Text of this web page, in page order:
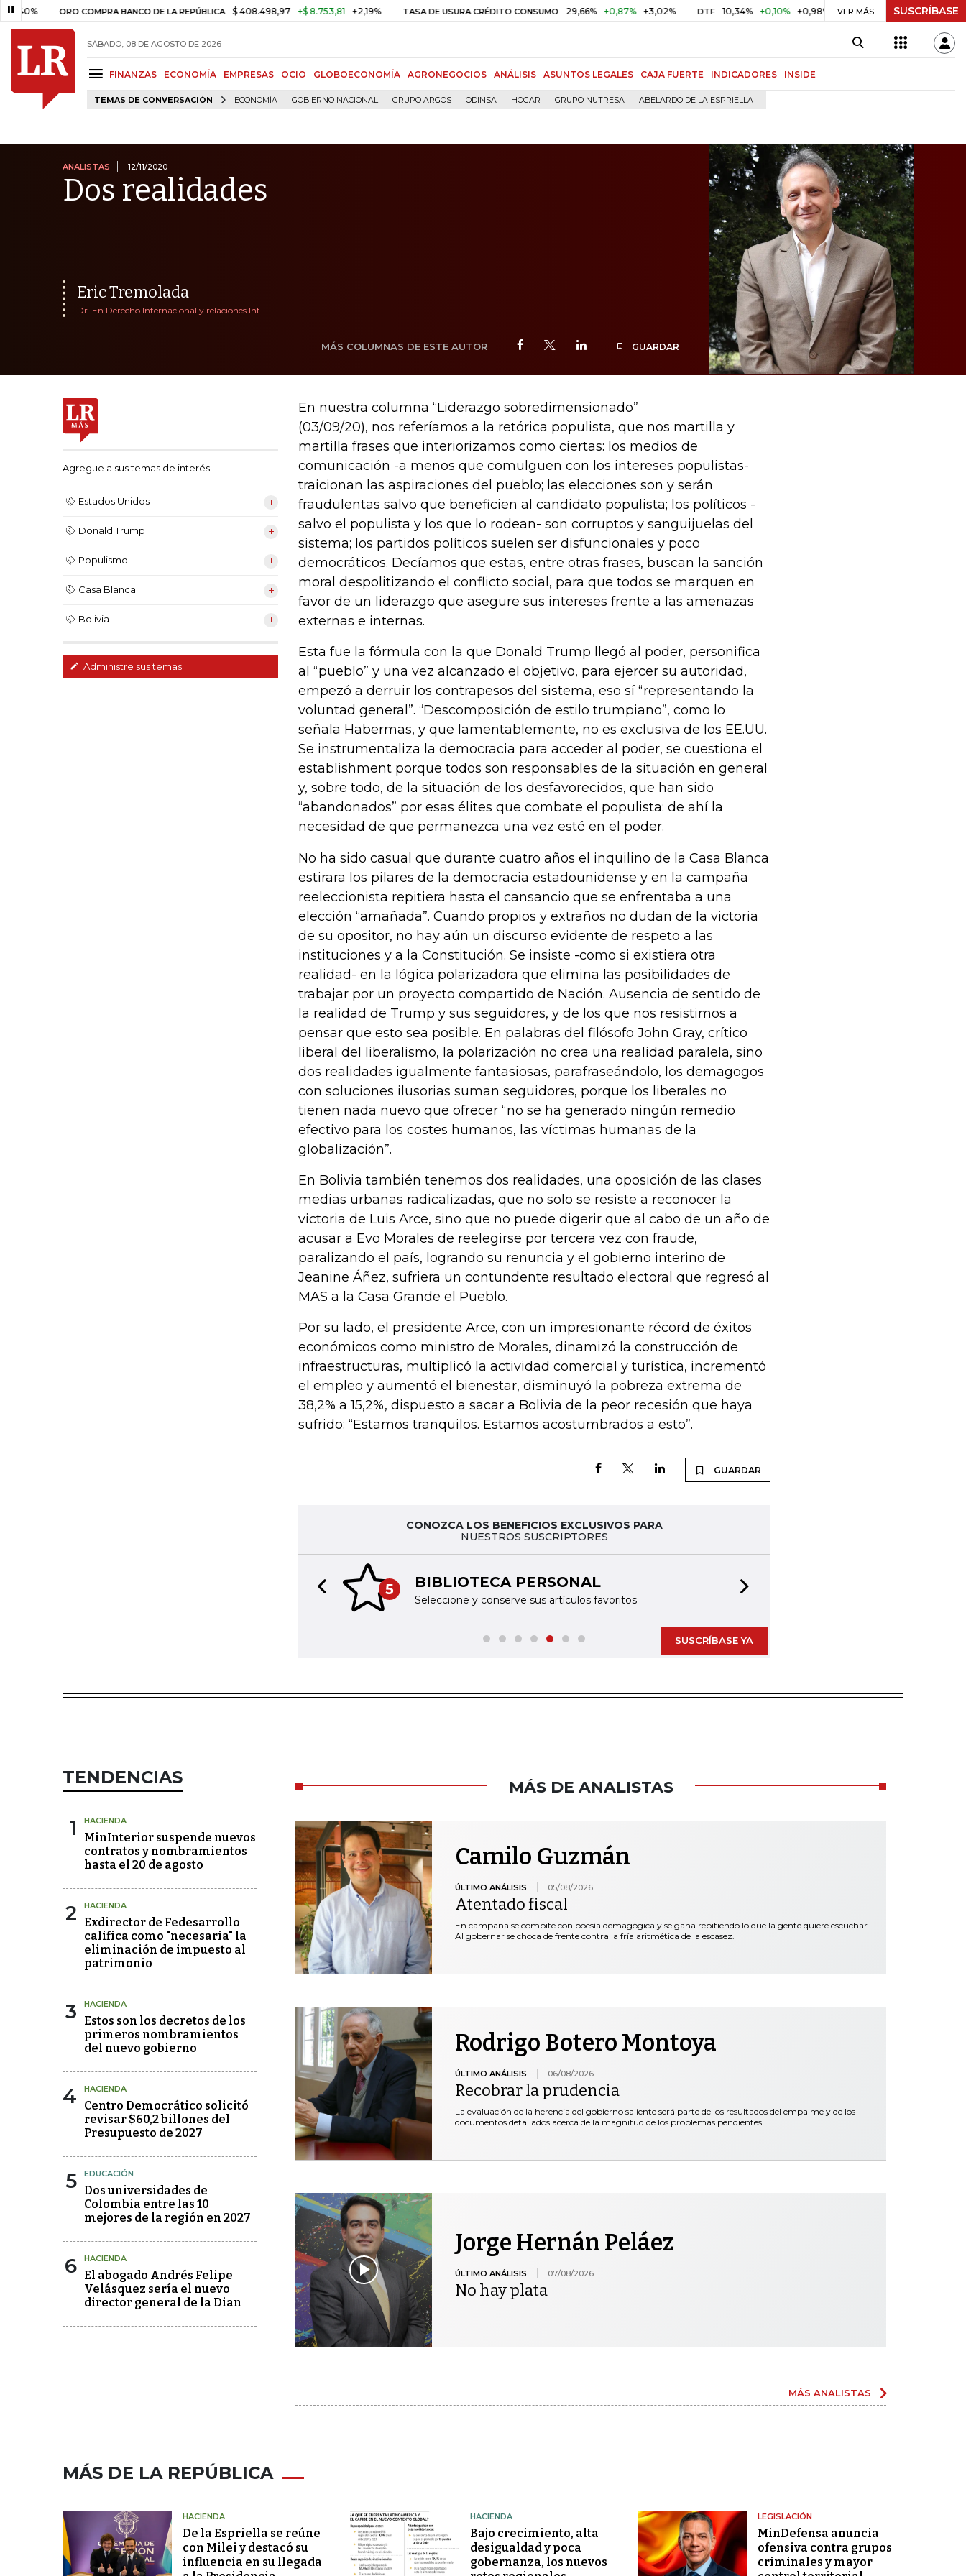
ORO COMPRA BANCO DE LA REPÚBLICA $ 408.498,97 +$ 8.753,81 +2,19% TASA DE USURA CRÉDITO CONSUMO 29,66% +0,87% +3,02% DTF 10,34% +0,10% +0,98% UVR $ 417,01 +$ 0,05 +0,01%
VER MÁS SUSCRÍBASE
SÁBADO, 08 DE AGOSTO DE 2026
FINANZAS ECONOMÍA EMPRESAS OCIO GLOBOECONOMÍA AGRONEGOCIOS ANÁLISIS ASUNTOS LEGALES CAJA FUERTE INDICADORES INSIDE
TEMAS DE CONVERSACIÓN ECONOMÍA GOBIERNO NACIONAL GRUPO ARGOS ODINSA HOGAR GRUPO NUTRESA ABELARDO DE LA ESPRIELLA
ANALISTAS 12/11/2020
Dos realidades
Eric Tremolada
Dr. En Derecho Internacional y relaciones Int.
MÁS COLUMNAS DE ESTE AUTOR GUARDAR
Agregue a sus temas de interés
Estados Unidos
Donald Trump
Populismo
Casa Blanca
Bolivia
Administre sus temas
En nuestra columna “Liderazgo sobredimensionado”
(03/09/20), nos referíamos a la retórica populista, que nos martilla y
martilla frases que interiorizamos como ciertas: los medios de
comunicación -a menos que comulguen con los intereses populistas-
traicionan las aspiraciones del pueblo; las elecciones son y serán
fraudulentas salvo que beneficien al candidato populista; los políticos -
salvo el populista y los que lo rodean- son corruptos y sanguijuelas del
sistema; los partidos políticos suelen ser disfuncionales y poco
democráticos. Decíamos que estas, entre otras frases, buscan la sanción
moral despolitizando el conflicto social, para que todos se marquen en
favor de un liderazgo que asegure sus intereses frente a las amenazas
externas e internas.
Esta fue la fórmula con la que Donald Trump llegó al poder, personifica
al “pueblo” y una vez alcanzado el objetivo, para ejercer su autoridad,
empezó a derruir los contrapesos del sistema, eso sí “representando la
voluntad general”. “Descomposición de estilo trumpiano”, como lo
señala Habermas, y que lamentablemente, no es exclusiva de los EE.UU.
Se instrumentaliza la democracia para acceder al poder, se cuestiona el
establishment porque todos son responsables de la situación en general
y, sobre todo, de la situación de los desfavorecidos, que han sido
“abandonados” por esas élites que combate el populista: de ahí la
necesidad de que permanezca una vez esté en el poder.
No ha sido casual que durante cuatro años el inquilino de la Casa Blanca
estirara los pilares de la democracia estadounidense y en la campaña
reeleccionista repitiera hasta el cansancio que se enfrentaba a una
elección “amañada”. Cuando propios y extraños no dudan de la victoria
de su opositor, no hay aún un discurso evidente de respeto a las
instituciones y a la Constitución. Se insiste -como si existiera otra
realidad- en la lógica polarizadora que elimina las posibilidades de
trabajar por un proyecto compartido de Nación. Ausencia de sentido de
la realidad de Trump y sus seguidores, y de los que nos resistimos a
pensar que esto sea posible. En palabras del filósofo John Gray, crítico
liberal del liberalismo, la polarización no crea una realidad paralela, sino
dos realidades igualmente fantasiosas, parafraseándolo, los demagogos
con soluciones ilusorias suman seguidores, porque los liberales no
tienen nada nuevo que ofrecer “no se ha generado ningún remedio
efectivo para los costes humanos, las víctimas humanas de la
globalización”.
En Bolivia también tenemos dos realidades, una oposición de las clases
medias urbanas radicalizadas, que no solo se resiste a reconocer la
victoria de Luis Arce, sino que no puede digerir que al cabo de un año de
acusar a Evo Morales de reelegirse por tercera vez con fraude,
paralizando el país, logrando su renuncia y el gobierno interino de
Jeanine Áñez, sufriera un contundente resultado electoral que regresó al
MAS a la Casa Grande el Pueblo.
Por su lado, el presidente Arce, con un impresionante récord de éxitos
económicos como ministro de Morales, dinamizó la construcción de
infraestructuras, multiplicó la actividad comercial y turística, incrementó
el empleo y aumentó el bienestar, disminuyó la pobreza extrema de
38,2% a 15,2%, dispuesto a sacar a Bolivia de la peor recesión que haya
sufrido: “Estamos tranquilos. Estamos acostumbrados a esto”.
GUARDAR
CONOZCA LOS BENEFICIOS EXCLUSIVOS PARA
NUESTROS SUSCRIPTORES
5 BIBLIOTECA PERSONAL
Seleccione y conserve sus artículos favoritos
Previous slide
SUSCRÍBASE YA
TENDENCIAS
1 HACIENDA
MinInterior suspende nuevos
contratos y nombramientos
hasta el 20 de agosto
2 HACIENDA
Exdirector de Fedesarrollo
califica como "necesaria" la
eliminación de impuesto al
patrimonio
3 HACIENDA
Estos son los decretos de los
primeros nombramientos
del nuevo gobierno
4 HACIENDA
Centro Democrático solicitó
revisar $60,2 billones del
Presupuesto de 2027
5 EDUCACIÓN
Dos universidades de
Colombia entre las 10
mejores de la región en 2027
6 HACIENDA
El abogado Andrés Felipe
Velásquez sería el nuevo
director general de la Dian
MÁS DE ANALISTAS
Camilo Guzmán
ÚLTIMO ANÁLISIS 05/08/2026
Atentado fiscal
En campaña se compite con poesía demagógica y se gana repitiendo lo que la gente quiere escuchar.
Al gobernar se choca de frente contra la fría aritmética de la escasez.
Rodrigo Botero Montoya
ÚLTIMO ANÁLISIS 06/08/2026
Recobrar la prudencia
La evaluación de la herencia del gobierno saliente será parte de los resultados del empalme y de los
documentos detallados acerca de la magnitud de los problemas pendientes
Jorge Hernán Peláez
ÚLTIMO ANÁLISIS 07/08/2026
No hay plata
MÁS ANALISTAS
MÁS DE LA REPÚBLICA
HACIENDA
De la Espriella se reúne
con Milei y destacó su
influencia en su llegada
HACIENDA
Bajo crecimiento, alta
desigualdad y poca
gobernanza, los nuevos
LEGISLACIÓN
MinDefensa anuncia
ofensiva contra grupos
criminales y mayor